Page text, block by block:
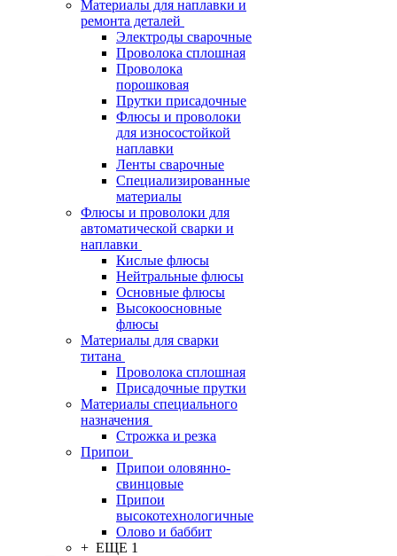
Материалы для наплавки и
ремонта деталей
Электроды сварочные
Проволока сплошная
Проволока
порошковая
Прутки присадочные
Флюсы и проволоки
для износостойкой
наплавки
Ленты сварочные
Специализированные
материалы
Флюсы и проволоки для
автоматической сварки и
наплавки
Кислые флюсы
Нейтральные флюсы
Основные флюсы
Высокоосновные
флюсы
Материалы для сварки
титана
Проволока сплошная
Присадочные прутки
Материалы специального
назначения
Строжка и резка
Припои
Припои оловянно-
свинцовые
Припои
высокотехнологичные
Олово и баббит
+ ЕЩЕ 1